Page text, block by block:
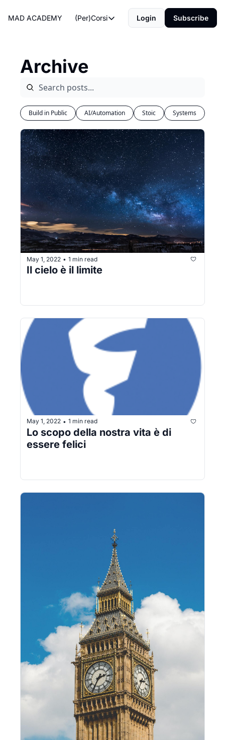
MAD ACADEMY (Per)Corsi
(Per)Corsi
Login Subscribe
Archive
Build in Public AI/Automation Stoic Systems
May 1, 2022 • 1 min read
Il cielo è il limite
May 1, 2022 • 1 min read
Lo scopo della nostra vita è di
essere felici